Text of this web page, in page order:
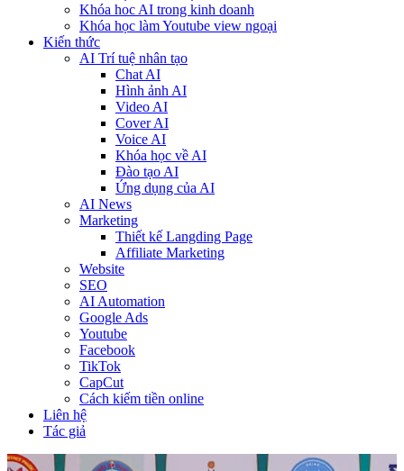
Khóa hoc AI trong kinh doanh
Khóa học làm Youtube view ngoại
Kiến thức
AI Trí tuệ nhân tạo
Chat AI
Hình ảnh AI
Video AI
Cover AI
Voice AI
Khóa học về AI
Đào tạo AI
Ứng dụng của AI
AI News
Marketing
Thiết kế Langding Page
Affiliate Marketing
Website
SEO
AI Automation
Google Ads
Youtube
Facebook
TikTok
CapCut
Cách kiếm tiền online
Liên hệ
Tác giả